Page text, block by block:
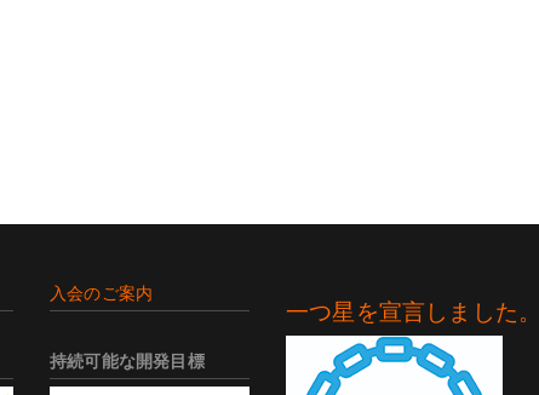
入会のご案内
持続可能な開発目標
一つ星を宣言しました